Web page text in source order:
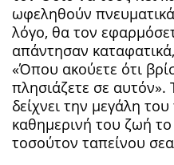
ωφεληθούν
λόγο, θα τον
απάντησαν
«Όπου ακούετε ότι
πλησιάζετε σε αυτόν».
δείχνει την μεγάλη
καθημερινή του ζωή
τοσούτον ταπείνου